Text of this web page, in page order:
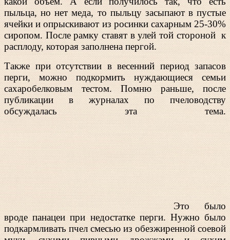
пыльца, но нет меда, то пыльцу засыпают в пустые
ячейки и опрыскивают из росинки сахарным 25-30%
сиропом. После рамку ставят в улей той стороной к
расплоду, которая заполнена пергой.
Также при отсутствии в весенний период запасов
перги, можно подкормить нуждающиеся семьи
сахаробелковым тестом. Помню раньше, после
публикации в журналах по пчеловодству
обсуждалась эта тема.
Это было
вроде панацеи при недостатке перги. Нужно было
подкармливать пчел смесью из обезжиренной соевой